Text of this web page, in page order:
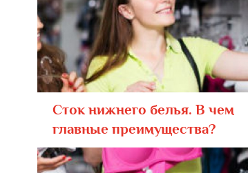
Сток нижнего белья. В чем
главные преимущества?